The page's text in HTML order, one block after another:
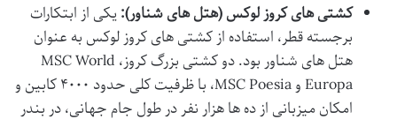
کشتی های کروز لوکس (هتل های شناور):یکی از ابتکارات
برجسته قطر، استفاده از کشتی های کروز لوکس به عنوان
هتل های شناور بود. دو کشتی بزرگ کروز، MSC World
Europa و MSC Poesia، با ظرفیت کلی حدود ۴۰۰۰ کابین و
امکان میزبانی از ده ها هزار نفر در طول جام جهانی، در بندر